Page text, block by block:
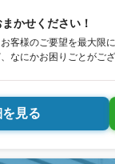
かせください！
客様のご要望を最大限
なにかお困りごとがご
見る